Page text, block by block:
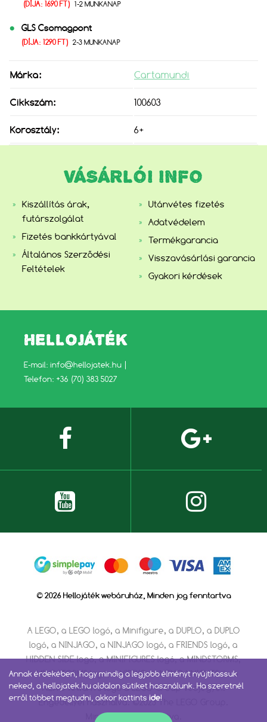
(DÍJA: 1690 FT) 1-2 MUNKANAP
GLS Csomagpont
(DÍJA: 1290 FT) 2-3 MUNKANAP
Márka: Cartamundi
Cikkszám: 100603
Korosztály: 6+
VÁSÁRLÓI INFO
Kiszállítás árak,
futárszolgálat
Fizetés bankkártyával
Általános Szerződési
Feltételek
Utánvétes fizetés
Adatvédelem
Termékgarancia
Visszavásárlási garancia
Gyakori kérdések
HELLOJÁTÉK
E-mail: info@hellojatek.hu
Telefon: +36 (70) 383 5027
© 2026 Hellojáték webáruház, Minden jog fenntartva
A LEGO, a LEGO logó, a Minifigure, a DUPLO, a DUPLO
logó, a NINJAGO, a NINJAGO logó, a FRIENDS logó, a
HIDDEN SIDE logó, a MINIFIGURES logó, a MINDSTORMS,
a MINDSTORMS logó, a VIDIYO, a NEXO KNIGHTS és a
NEXO KNIGHTS logó a LEGO Group védjegyei.
Engedéllyel használva. ©2023 The LEGO Group.
Minden jog fenntartva.
Annak érdekében, hogy mindig a legjobb élményt nyújthassuk
neked, a hellojatek.hu oldalon sütiket használunk. Ha szeretnél
erről többet megtudni, akkor kattints ide!